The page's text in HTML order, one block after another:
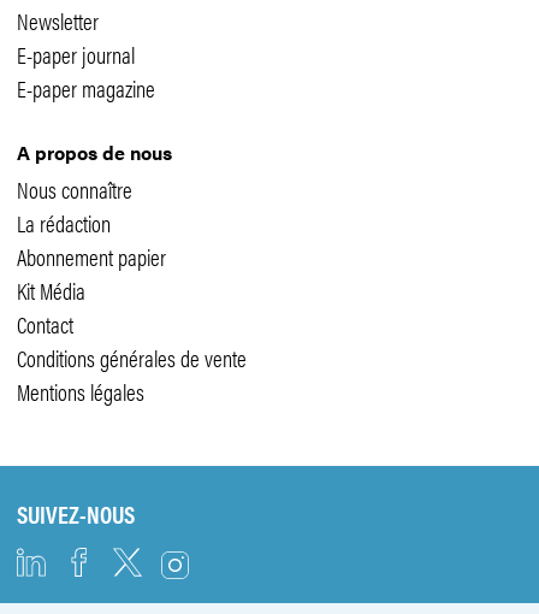
Newsletter
E-paper journal
E-paper magazine
A propos de nous
Nous connaître
La rédaction
Abonnement papier
Kit Média
Contact
Conditions générales de vente
Mentions légales
SUIVEZ-NOUS